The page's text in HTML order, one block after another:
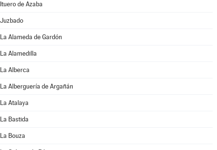
Ituero de Azaba
Juzbado
La Alameda de Gardón
La Alamedilla
La Alberca
La Alberguería de Argañán
La Atalaya
La Bastida
La Bouza